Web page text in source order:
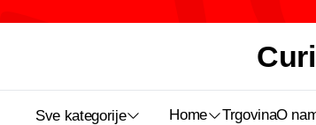
Sve kategorije Home TrgovinaO